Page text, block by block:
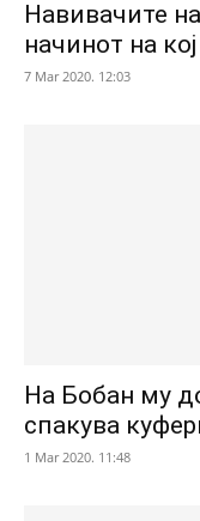
Навивачите
начинот на
7 Mar 2020. 12:03
На Бобан му
спакува
1 Mar 2020. 11:48